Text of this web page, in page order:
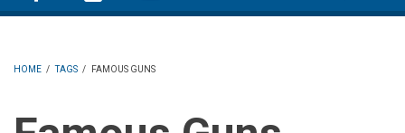
HOME / TAGS / FAMOUS GUNS